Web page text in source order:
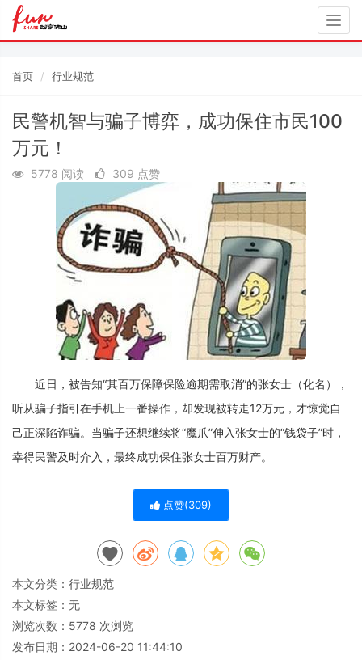
首页 行业规范
民警机智与骗子博弈，成功保住市民100
万元！
5778 阅读 309 点赞
近日，被告知“其百万保障保险逾期需取消”的张女士（化名），
听从骗子指引在手机上一番操作，却发现被转走12万元，才惊觉自
己正深陷诈骗。当骗子还想继续将“魔爪”伸入张女士的“钱袋子”时，
幸得民警及时介入，最终成功保住张女士百万财产。
点赞(309)
本文分类： 行业规范
本文标签：无
浏览次数： 5778 次浏览
发布日期：2024-06-20 11:44:10